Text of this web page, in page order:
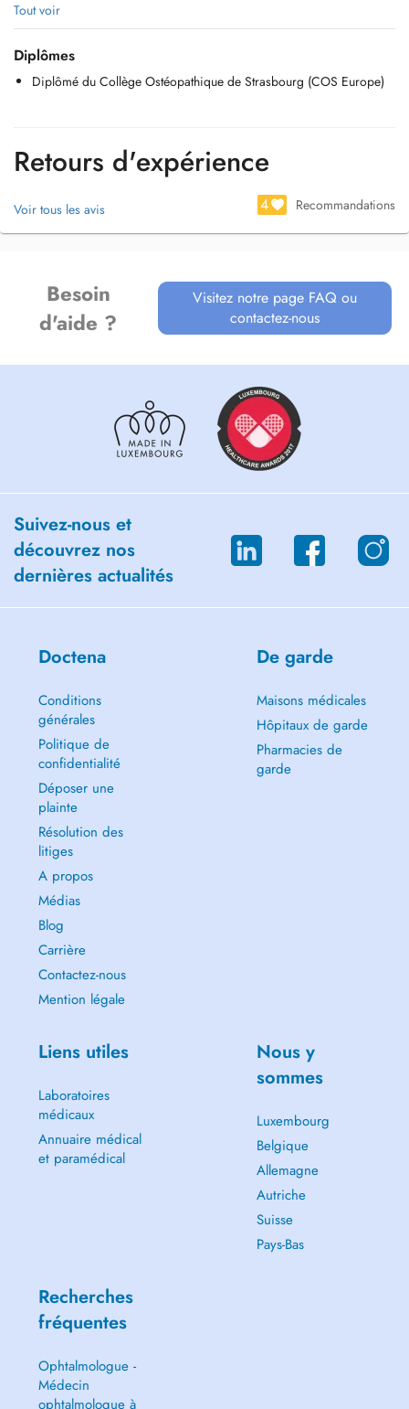
Ostéopathe depuis 2022, jexerce également en cabinet à Nancy et
reçois désormais mes patients à Bertrange. Je prends en charge les
adultes, les seniors, les sportifs, les femmes enceintes et les enfants. Je
reçois également les nourrissons, notamment pour des motifs tels que
les torticolis et les coliques.
lombaires, cervicales ou dorsales, des sciatiques, des céphalées ainsi
que dautres troubles fonctionnels.
Les consultations durent environ une heure et peuvent, selon les
techniques utilisées, se dérouler en restant habillé.
Tout voir
Diplômes
Diplômé du Collège Ostéopathique de Strasbourg (COS Europe)
Retours d'expérience
Voir tous les avis 4 Recommandations
Besoin
d'aide ?
Visitez notre page FAQ ou
contactez-nous
Suivez-nous et
découvrez nos
dernières actualités
Doctena
Conditions
générales
Politique de
confidentialité
Déposer une
plainte
Résolution des
litiges
A propos
Médias
Blog
Carrière
Contactez-nous
Mention légale
De garde
Maisons médicales
Hôpitaux de garde
Pharmacies de
garde
Liens utiles
Laboratoires
médicaux
Annuaire médical
et paramédical
Nous y
sommes
Luxembourg
Belgique
Allemagne
Autriche
Suisse
Pays-Bas
Recherches
fréquentes
Ophtalmologue -
Médecin
ophtalmologue à